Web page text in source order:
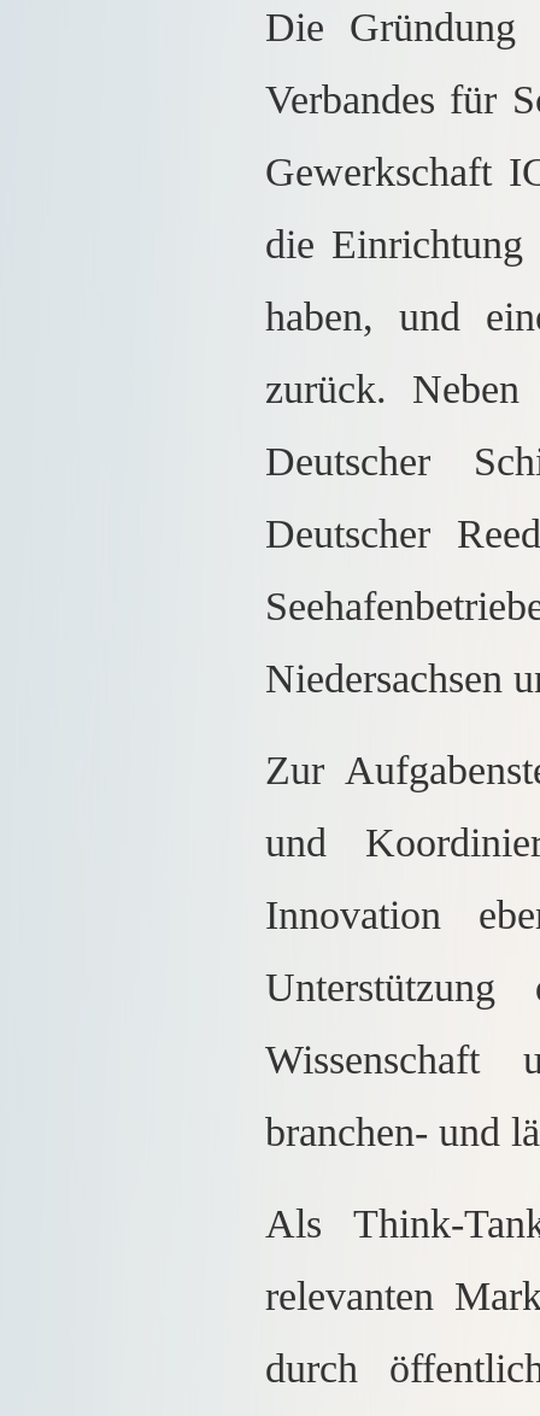
Die
Verbandes für
Gewerkschaft
die Einrichtung
haben, und
zurück.
Deutscher
Deutscher
Niedersachsen
Zur
und
Innovation
branchen- und
Als Think-
relevanten
durch